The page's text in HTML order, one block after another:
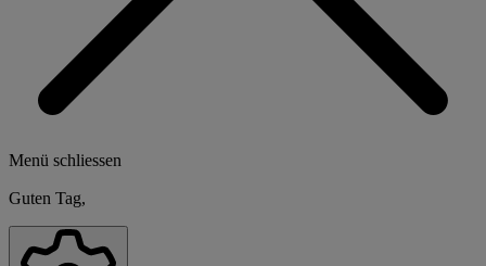
Menü schliessen
Guten Tag,